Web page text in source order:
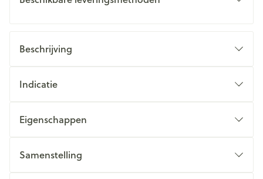
Beschrijving
Indicatie
Eigenschappen
Samenstelling